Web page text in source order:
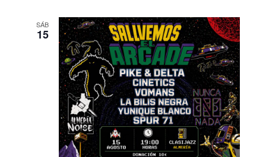
SÁB
15